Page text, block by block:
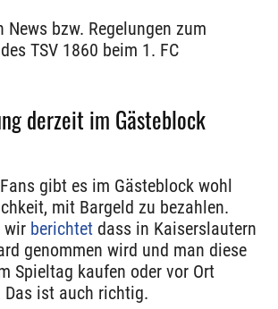
News bzw. Regelungen zum
TSV 1860 beim 1. FC
derzeit im Gästeblock
gibt es im Gästeblock wohl
mit Bargeld zu bezahlen.
wir berichtet dass in Kaiserslautern
genommen wird und man diese
Spieltag kaufen oder vor Ort
Das ist auch richtig.